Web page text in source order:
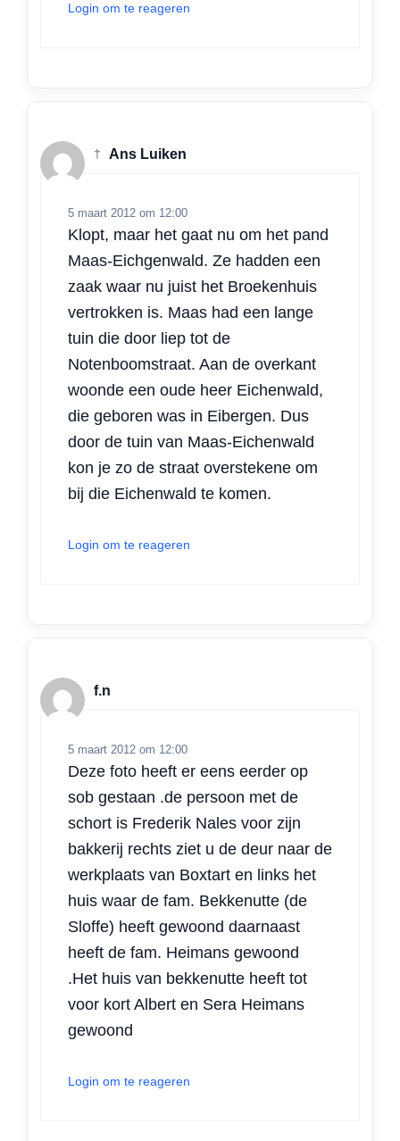
Login om te reageren
† Ans Luiken
5 maart 2012 om 12:00
Klopt, maar het gaat nu om het pand
Maas-Eichgenwald. Ze hadden een
zaak waar nu juist het Broekenhuis
vertrokken is. Maas had een lange
tuin die door liep tot de
Notenboomstraat. Aan de overkant
woonde een oude heer Eichenwald,
die geboren was in Eibergen. Dus
door de tuin van Maas-Eichenwald
kon je zo de straat overstekene om
bij die Eichenwald te komen.
Login om te reageren
f.n
5 maart 2012 om 12:00
Deze foto heeft er eens eerder op
sob gestaan .de persoon met de
schort is Frederik Nales voor zijn
bakkerij rechts ziet u de deur naar de
werkplaats van Boxtart en links het
huis waar de fam. Bekkenutte (de
Sloffe) heeft gewoond daarnaast
heeft de fam. Heimans gewoond
.Het huis van bekkenutte heeft tot
voor kort Albert en Sera Heimans
gewoond
Login om te reageren